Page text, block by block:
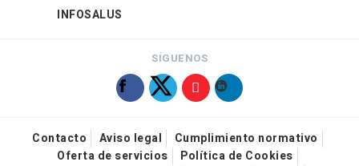
INFOSALUS
SÍGUENOS
Contacto Aviso legal
Cumplimiento normativo
Oferta de servicios
Política de Cookies